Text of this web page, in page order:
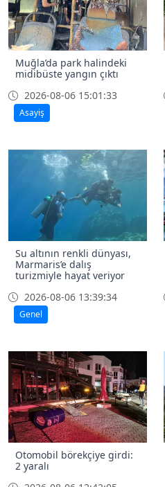
Muğla’da park halindeki
midibüste yangın çıktı
2026-08-06 15:01:33
Asayiş
Su altının renkli dünyası,
Marmaris’e dalış
turizmiyle hayat veriyor
2026-08-06 13:39:34
Genel
Otomobil börekçiye girdi:
2 yaralı